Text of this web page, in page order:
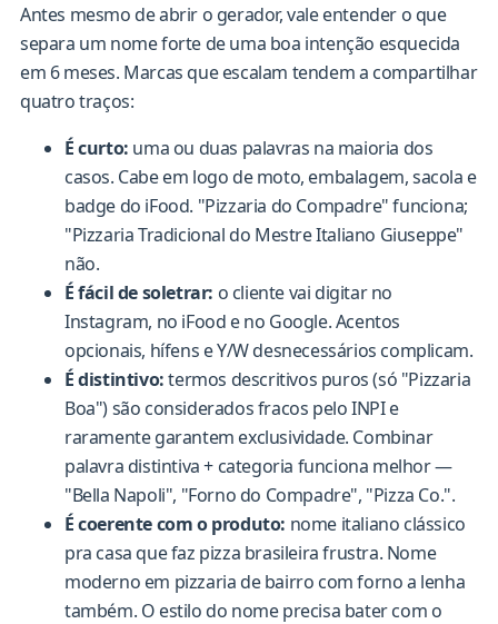
Antes mesmo de abrir o gerador, vale entender o que
separa um nome forte de uma boa intenção esquecida
em 6 meses. Marcas que escalam tendem a compartilhar
quatro traços:
É curto: uma ou duas palavras na maioria dos
casos. Cabe em logo de moto, embalagem, sacola e
badge do iFood. "Pizzaria do Compadre" funciona;
"Pizzaria Tradicional do Mestre Italiano Giuseppe"
não.
É fácil de soletrar: o cliente vai digitar no
Instagram, no iFood e no Google. Acentos
opcionais, hífens e Y/W desnecessários complicam.
É distintivo:termos descritivos puros (só "Pizzaria
Boa") são considerados fracos pelo INPI e
raramente garantem exclusividade. Combinar
palavra distintiva + categoria funciona melhor —
"Bella Napoli", "Forno do Compadre", "Pizza Co.".
É coerente com o produto: nome italiano clássico
pra casa que faz pizza brasileira frustra. Nome
moderno em pizzaria de bairro com forno a lenha
também. O estilo do nome precisa bater com o